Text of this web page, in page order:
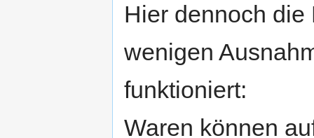
Hier dennoch
wenigen
funktioniert:
Waren können